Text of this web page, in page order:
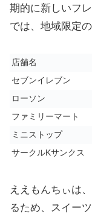
期的に新しいフ
では、地域限定
店舗名
セブンイレブン
ローソン
ファミリーマート
ミニストップ
サークルKサンクス
ええもんちぃは
るため、スイー